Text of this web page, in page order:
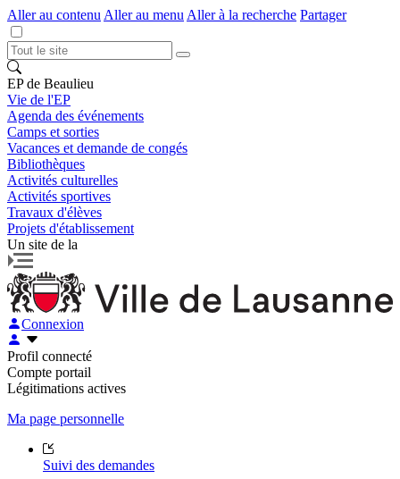
Aller au contenu Aller au menu Aller à la recherche Partager
EP de Beaulieu
Vie de l'EP
Agenda des événements
Camps et sorties
Vacances et demande de congés
Bibliothèques
Activités culturelles
Activités sportives
Travaux d'élèves
Projets d'établissement
Un site de la
Connexion
Profil connecté
Compte portail
Légitimations actives
Ma page personnelle
Suivi des demandes